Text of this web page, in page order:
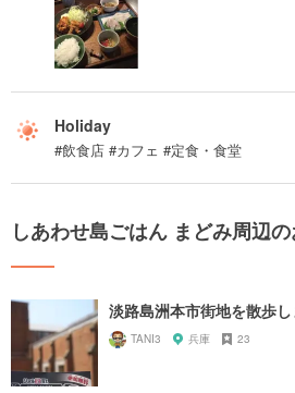
Holiday
#飲食店 #カフェ #定食・食堂
しあわせ島ごはん まどみ周辺
淡路島洲本市街地を散歩し
TANI3 兵庫 23